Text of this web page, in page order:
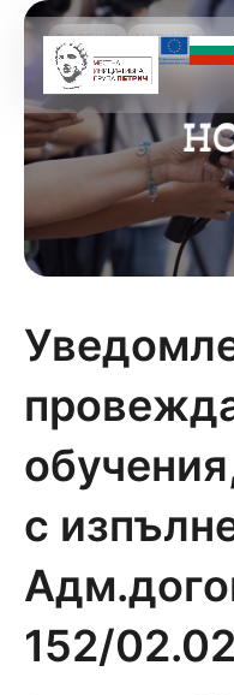
ВОДЕЩИ НОВИНИ
с
152/